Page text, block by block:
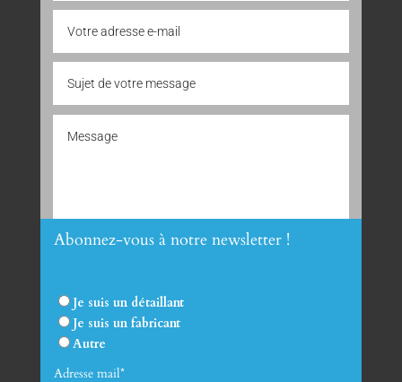
Abonnez-vous à notre newsletter !
Je suis un détaillant
Je suis un fabricant
Autre
Adresse mail*